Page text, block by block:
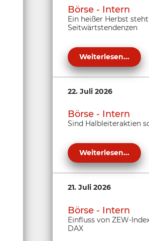
Börse - Intern
Ein heißer Herbst
Seitwärtstendenzen
Weiterlesen...
22. Juli 2026
Börse - Intern
Sind Halbleiteraktien
Weiterlesen...
21. Juli 2026
Börse - Intern
Einfluss von ZEW-
DAX